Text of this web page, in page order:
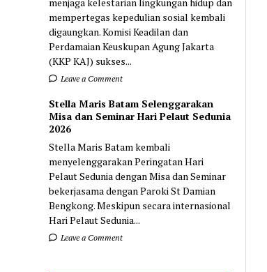
mempertegas kepedulian sosial kembali
digaungkan. Komisi Keadilan dan
Perdamaian Keuskupan Agung Jakarta
(KKP KAJ) sukses...
Leave a Comment
Stella Maris Batam Selenggarakan
Misa dan Seminar Hari Pelaut Sedunia
2026
Stella Maris Batam kembali
menyelenggarakan Peringatan Hari
Pelaut Sedunia dengan Misa dan Seminar
bekerjasama dengan Paroki St Damian
Bengkong. Meskipun secara internasional
Hari Pelaut Sedunia...
Leave a Comment